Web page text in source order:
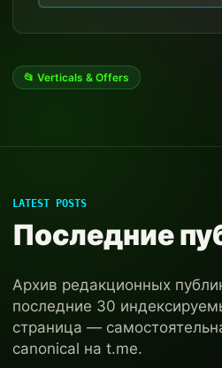
📂 Verticals & Offers
LATEST POSTS
Последние
Архив редакционных
последние 30
страница —
canonical на t.me.